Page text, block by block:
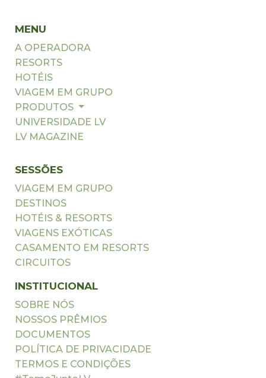
MENU
A OPERADORA
RESORTS
HOTÉIS
VIAGEM EM GRUPO
PRODUTOS
UNIVERSIDADE LV
LV MAGAZINE
SESSÕES
VIAGEM EM GRUPO
DESTINOS
HOTÉIS & RESORTS
VIAGENS EXÓTICAS
CASAMENTO EM RESORTS
CIRCUITOS
INSTITUCIONAL
SOBRE NÓS
NOSSOS PRÊMIOS
DOCUMENTOS
POLÍTICA DE PRIVACIDADE
TERMOS E CONDIÇÕES